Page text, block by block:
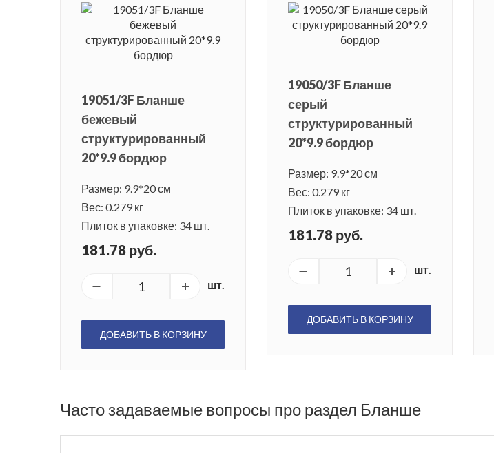
19051/3F Бланше
бежевый
структурированный
20*9.9 бордюр
Размер: 9.9*20 см
Вес: 0.279 кг
Плиток в упаковке: 34 шт.
181.78 руб.
шт.
ДОБАВИТЬ В КОРЗИНУ
19050/3F Бланше
серый
структурированный
20*9.9 бордюр
Размер: 9.9*20 см
Вес: 0.279 кг
Плиток в упаковке: 34 шт.
181.78 руб.
шт.
ДОБАВИТЬ В КОРЗИНУ
Часто задаваемые вопросы про раздел Бланше